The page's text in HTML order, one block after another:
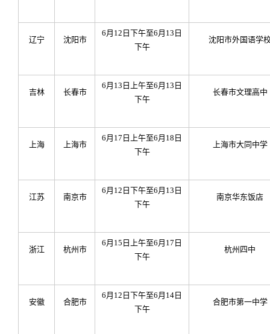
辽宁 沈阳市
6月12日下午至6月13日
下午
沈阳市外国语学
吉林 长春市
6月13日上午至6月13日
下午
长春市文理高中
上海 上海市
6月17日上午至6月18日
下午
上海市大同中学
江苏 南京市
6月12日下午至6月13日
下午
南京华东饭店
浙江 杭州市
6月15日上午至6月17日
下午
杭州四中
安徽 合肥市
6月12日下午至6月14日
下午
合肥市第一中学